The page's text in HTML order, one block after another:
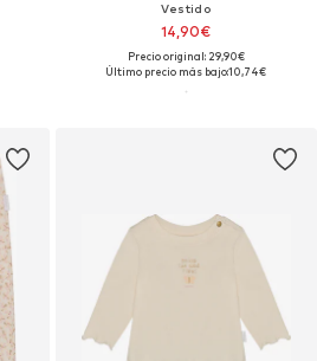
Vestido
14,90€
Precio original: 29,90€
Último precio más bajo:10,74€